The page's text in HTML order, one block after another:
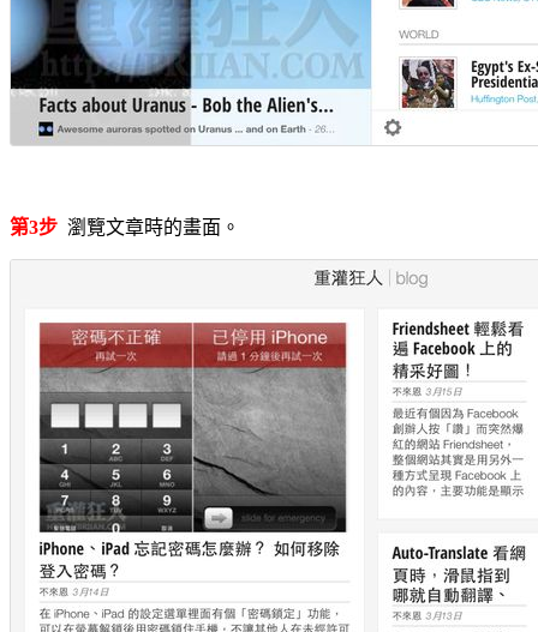
第3步 瀏覽文章時的畫面。